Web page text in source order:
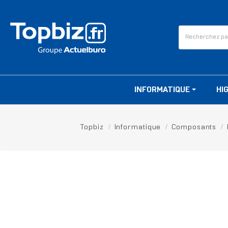
INFORMATIQUE
Topbiz Informatique Composants